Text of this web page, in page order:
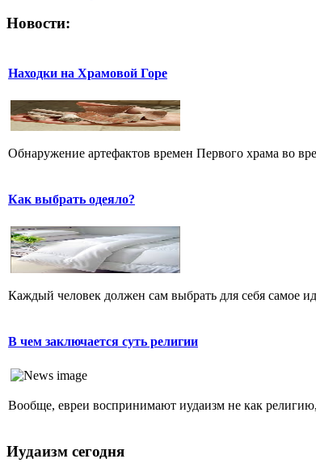
Новости:
Находки на Храмовой Горе
Обнаружение артефактов времен Первого храма во
Как выбрать одеяло?
Каждый человек должен сам выбрать для себя самое
В чем заключается суть религии
Вообще, евреи воспринимают иудаизм не как
Иудаизм сегодня